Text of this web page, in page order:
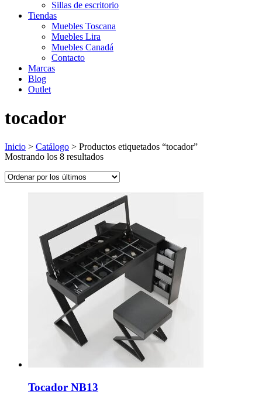
Sillas de escritorio
Tiendas
Muebles Toscana
Muebles Lira
Muebles Canadá
Contacto
Marcas
Blog
Outlet
tocador
Inicio > Catálogo > Productos etiquetados “tocador”
Mostrando los 8 resultadosOrdenado
los
Tocador NB13